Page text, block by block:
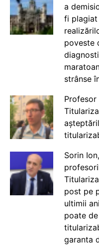
a
fi plagiat
poveste
strânse
Sorin
post pe
ultimii
poate
garanta